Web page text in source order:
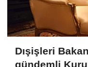
Dışişleri
gündemli